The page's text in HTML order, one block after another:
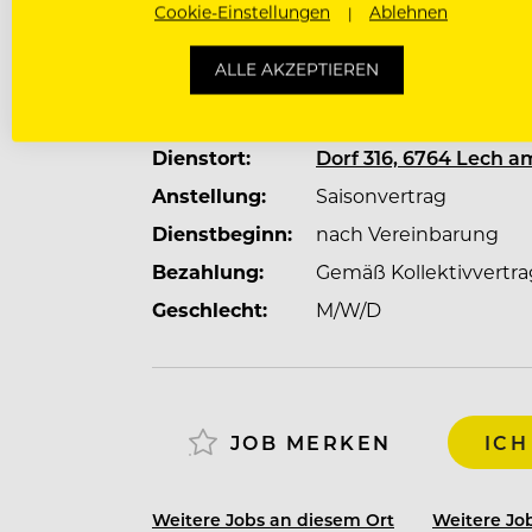
mit Open Kitchen, Frühstück,
und Fondue. Hier werden Tische geteilt
und Yoga, in dem Ruhe und Energie
und direkt neben unserem Hotel. ￼
Dienstort:
Dorf 316, 6764 Lech
Anstellung:
Saisonvertrag
Dienstbeginn:
nach Vereinbarung
Bezahlung:
Gemäß
Geschlecht:
M/W/D
JOB MERKEN
Weitere Jobs an diesem Ort Weitere
Cookie-Einstellungen Ablehnen
ALLE AKZEPTIEREN